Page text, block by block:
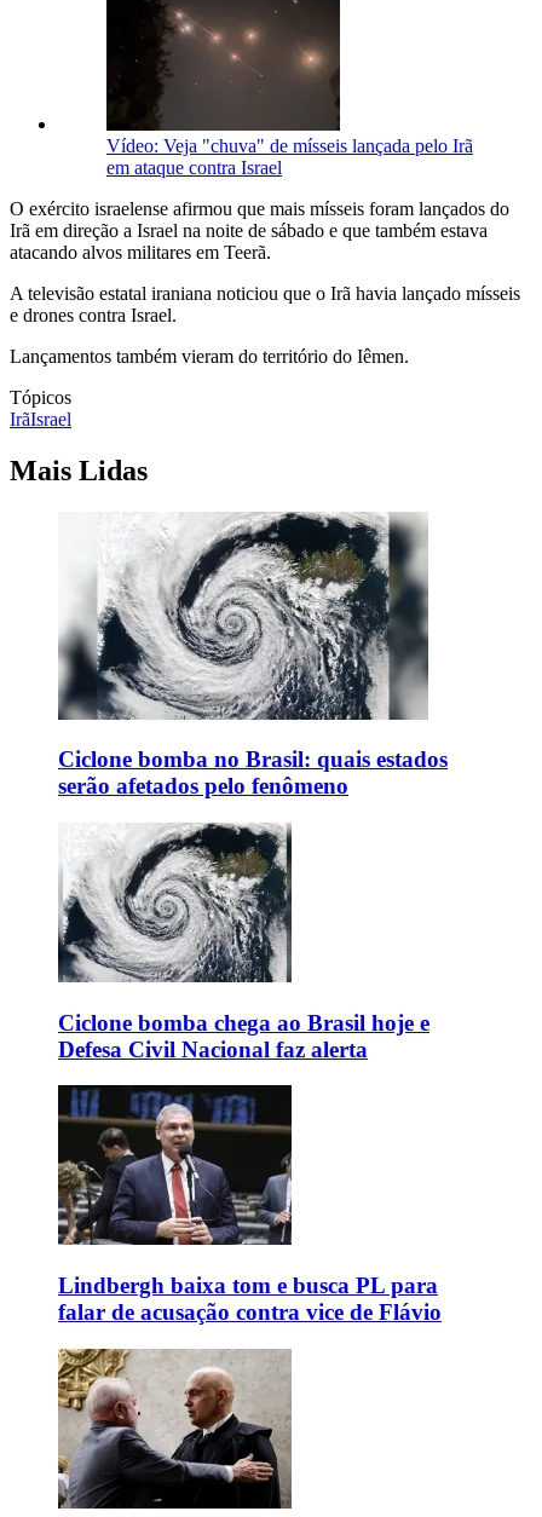
Vídeo: Veja "chuva" de mísseis lançada pelo Irã
em ataque contra Israel
O exército israelense afirmou que mais mísseis foram lançados do
Irã em direção a Israel na noite de sábado e que também estava
atacando alvos militares em Teerã.
A televisão estatal iraniana noticiou que o Irã havia lançado mísseis
e drones contra Israel.
Lançamentos também vieram do território do Iêmen.
Tópicos
IrãIsrael
Mais Lidas
Ciclone bomba no Brasil: quais estados
serão afetados pelo fenômeno
Ciclone bomba chega ao Brasil hoje e
Defesa Civil Nacional faz alerta
Lindbergh baixa tom e busca PL para
falar de acusação contra vice de Flávio